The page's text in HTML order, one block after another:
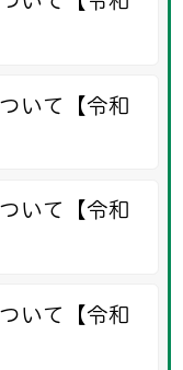
いて【令和
いて【令和
いて【令和